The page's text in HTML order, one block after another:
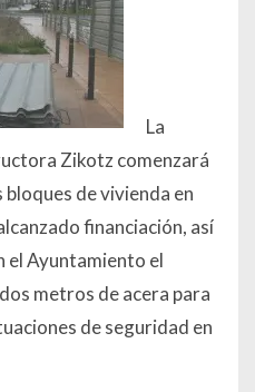
La
Zikotz comenzará
de vivienda en
financiación, así
el Ayuntamiento el
metros de acera para
de seguridad en